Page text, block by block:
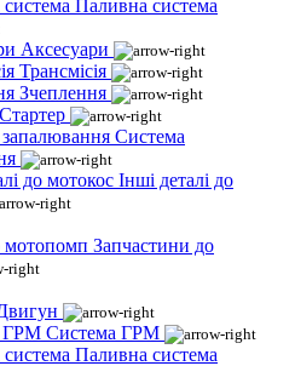
Паливна система
Аксесуари
Трансмісія
Зчеплення
Стартер
Система
Інші деталі до
Запчастини до
Система ГРМ
Паливна система